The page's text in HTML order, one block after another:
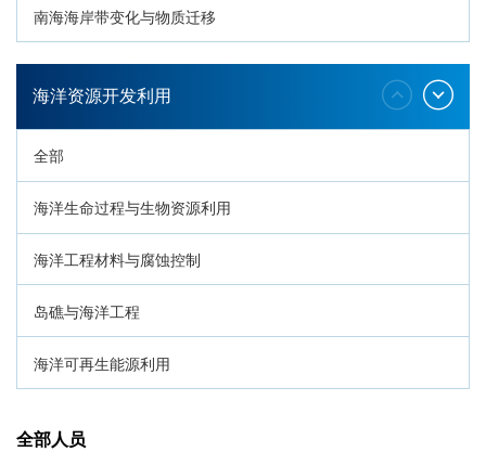
南海海岸带变化与物质迁移
环南海地质过程与灾害响应
海洋资源开发利用
全部
海洋生命过程与生物资源利用
海洋工程材料与腐蚀控制
岛礁与海洋工程
海洋可再生能源利用
全部人员